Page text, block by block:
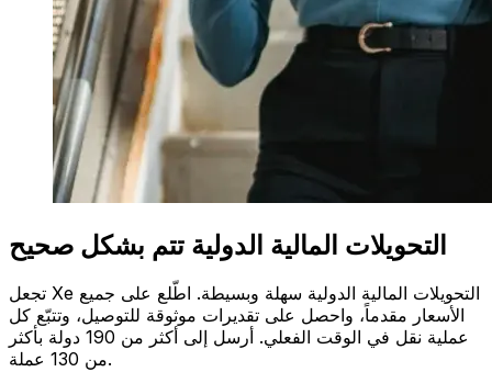
التحويلات المالية الدولية تتم بشكل صحيح
تجعل Xe التحويلات المالية الدولية سهلة وبسيطة. اطّلع على جميع
الأسعار مقدماً، واحصل على تقديرات موثوقة للتوصيل، وتتبّع كل
عملية نقل في الوقت الفعلي. أرسل إلى أكثر من 190 دولة بأكثر
من 130 عملة.